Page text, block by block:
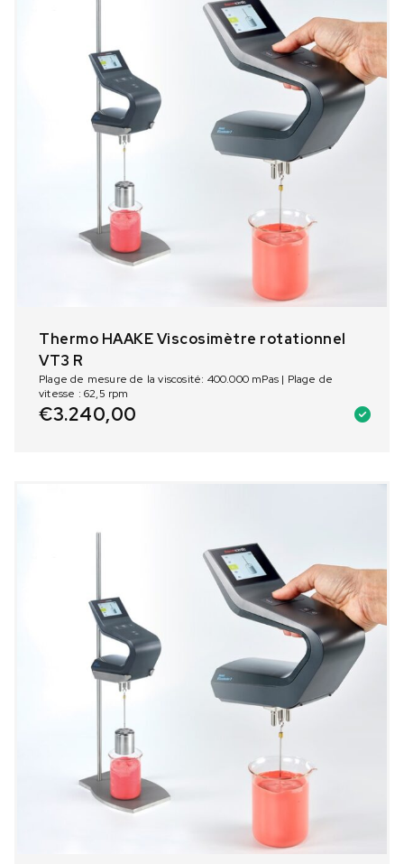
Thermo HAAKE Viscosimètre rotationnel
VT3 R
Plage de mesure de la viscosité: 400.000 mPas | Plage de
vitesse : 62,5 rpm
€3.240,00